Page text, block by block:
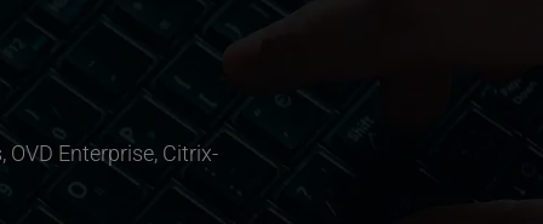
Enterprise, Citrix-